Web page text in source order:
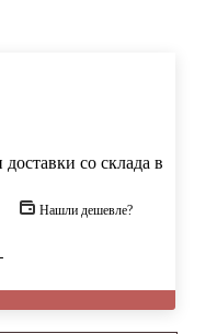
со склада в
Нашли дешевле?